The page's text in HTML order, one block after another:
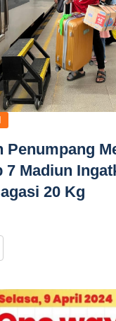
Penumpang
7 Madiun
20 Kg